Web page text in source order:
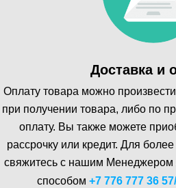
Доставка и
Оплату товара можно
при получении товара, либо по
оплату. Вы также можете
рассрочку или кредит. Для
свяжитесь с нашим
способом +7 776 777 36 57